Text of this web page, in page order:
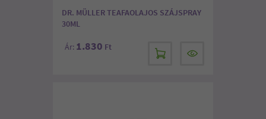
DR. MÜLLER TEAFAOLAJOS SZÁJSPRAY
30ML
Ár: 1.830 Ft